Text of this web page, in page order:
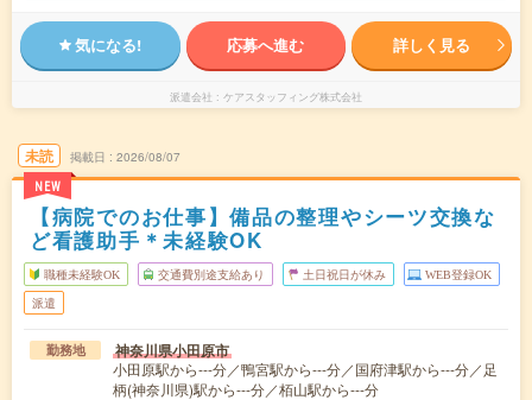
気になる! 応募へ進む 詳しく見る
派遣会社 ケアスタッフィング株式会社
未読
NEW
掲載日 2026/08/07
【病院でのお仕事】備品の整理やシーツ交換な
ど看護助手＊未経験OK
職種未経験OK 交通費別途支給あり 土日祝日が休み WEB登録OK
派遣
勤務地 神奈川県小田原市
小田原駅から---分／鴨宮駅から---分／国府津駅から---分／足
柄(神奈川県)駅から---分／栢山駅から---分